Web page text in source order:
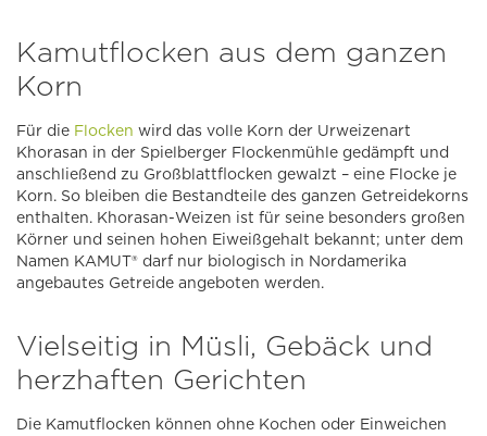
Kamutflocken aus dem ganzen
Korn
Für die Flocken wird das volle Korn der Urweizenart
Khorasan in der Spielberger Flockenmühle gedämpft und
anschließend zu Großblattflocken gewalzt – eine Flocke je
Korn. So bleiben die Bestandteile des ganzen Getreidekorns
enthalten. Khorasan-Weizen ist für seine besonders großen
Körner und seinen hohen Eiweißgehalt bekannt; unter dem
Namen KAMUT® darf nur biologisch in Nordamerika
angebautes Getreide angeboten werden.
Vielseitig in Müsli, Gebäck und
herzhaften Gerichten
Die Kamutflocken können ohne Kochen oder Einweichen